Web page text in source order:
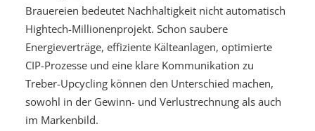
Brauereien bedeutet Nachhaltigkeit nicht automatisch
Hightech-Millionenprojekt. Schon saubere
Energieverträge, effiziente Kälteanlagen, optimierte
CIP-Prozesse und eine klare Kommunikation zu
Treber-Upcycling können den Unterschied machen,
sowohl in der Gewinn- und Verlustrechnung als auch
im Markenbild.